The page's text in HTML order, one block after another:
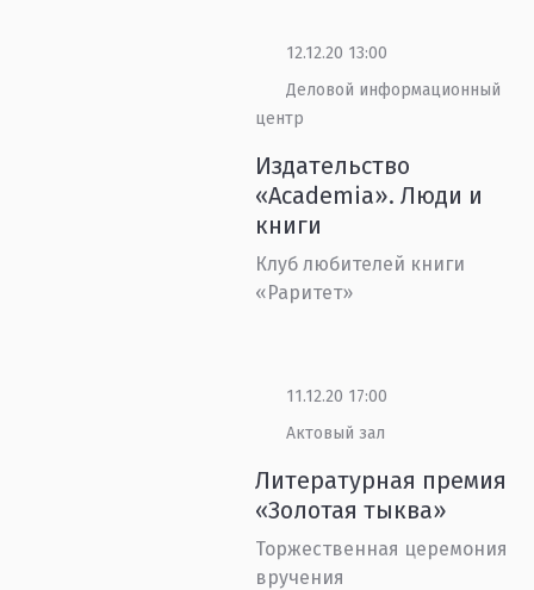
12.12.20 13:00
Деловой информационный
центр
Издательство
«Academia». Люди и
книги
Клуб любителей книги
«Раритет»
11.12.20 17:00
Актовый зал
Литературная премия
«Золотая тыква»
Торжественная церемония
вручения